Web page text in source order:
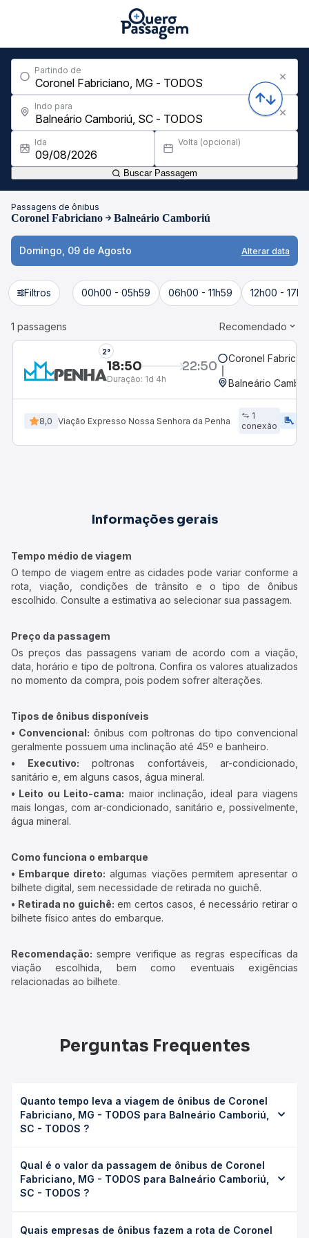
Partindo de
Indo para
Ida Volta (opcional)
Buscar Passagem
Passagens de ônibus
Coronel Fabriciano Balneário Camboriú
Domingo, 09 de Agosto Alterar data
Filtros 00h00 - 05h59 06h00 - 11h59 12h00 -
1 passagens Recomendado
2°
18:50 22:50
Duração: 1d 4h
Coronel
Balneário
8,0 Viação Expresso Nossa Senhora da Penha
1
conexão
airline_seat_legroom_extra
Informações gerais
Tempo médio de viagem
O tempo de viagem entre as cidades pode variar conforme a
rota, viação, condições de trânsito e o tipo de ônibus
escolhido. Consulte a estimativa ao selecionar sua passagem.
Preço da passagem
Os preços das passagens variam de acordo com a viação,
data, horário e tipo de poltrona. Confira os valores atualizados
no momento da compra, pois podem sofrer alterações.
Tipos de ônibus disponíveis
• Convencional: ônibus com poltronas do tipo convencional
geralmente possuem uma inclinação até 45º e banheiro.
• Executivo: poltronas confortáveis, ar-condicionado,
sanitário e, em alguns casos, água mineral.
• Leito ou Leito-cama: maior inclinação, ideal para viagens
mais longas, com ar-condicionado, sanitário e, possivelmente,
água mineral.
Como funciona o embarque
• Embarque direto: algumas viações permitem apresentar o
bilhete digital, sem necessidade de retirada no guichê.
• Retirada no guichê: em certos casos, é necessário retirar o
bilhete físico antes do embarque.
Recomendação: sempre verifique as regras específicas da
viação escolhida, bem como eventuais exigências
relacionadas ao bilhete.
Perguntas Frequentes
Quanto tempo leva a viagem de ônibus de Coronel
Fabriciano, MG - TODOS para Balneário Camboriú,
SC - TODOS ?
para Balneário Camboriú, SC - TODOS leva em média 28h,
podendo variar conforme a viação, o tipo de serviço
(convencional, executivo ou leito) e as condições de
Qual é o valor da passagem de ônibus de Coronel
Fabriciano, MG - TODOS para Balneário Camboriú,
SC - TODOS ?
MG - TODOS para Balneário Camboriú, SC - TODOS custa
Quais empresas de ônibus fazem a rota de Coronel